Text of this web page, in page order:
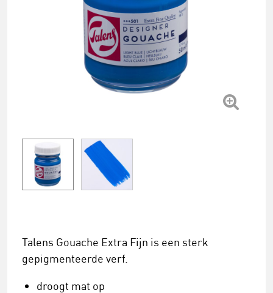
Talens Gouache Extra Fijn is een sterk
gepigmenteerde verf.
droogt mat op